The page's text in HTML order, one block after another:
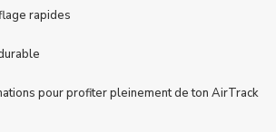
rapides
pour profiter pleinement de ton AirTrack